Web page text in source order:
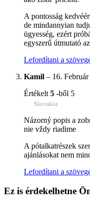
A pontosság
de mindannyian
ügyesség, ezért
egyszerű útmutató
Lefordítani a
Kamil – 16.
Értékelt 5 -ből 5
Slovakia
Názorný popis a
nie vždy riadime
A pótalkatrészek
ajánlásokat nem
Lefordítani a
Ez is érdekelhetne